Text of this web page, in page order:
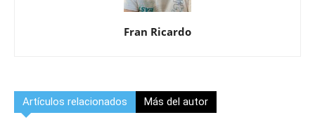
Fran Ricardo
Artículos relacionados Más del autor